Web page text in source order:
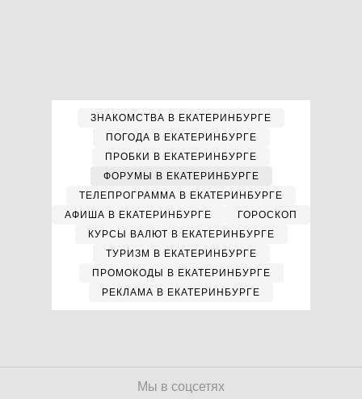
ЗНАКОМСТВА В ЕКАТЕРИНБУРГЕ
ПОГОДА В ЕКАТЕРИНБУРГЕ
ПРОБКИ В ЕКАТЕРИНБУРГЕ
ФОРУМЫ В ЕКАТЕРИНБУРГЕ
ТЕЛЕПРОГРАММА В ЕКАТЕРИНБУРГЕ
АФИША В ЕКАТЕРИНБУРГЕ
ГОРОСКОП
КУРСЫ ВАЛЮТ В ЕКАТЕРИНБУРГЕ
ТУРИЗМ В ЕКАТЕРИНБУРГЕ
ПРОМОКОДЫ В ЕКАТЕРИНБУРГЕ
РЕКЛАМА В ЕКАТЕРИНБУРГЕ
Мы в соцсетях